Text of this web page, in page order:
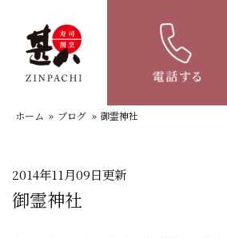
スタッフブログ
ホーム » ブログ » 御霊神社
2014年11月09日更新
御霊神社